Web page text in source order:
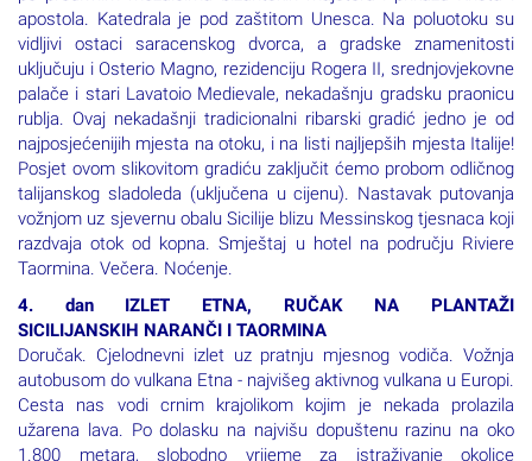
po predivnim mozaicima bizantskih majstora i prikazu Krista i
apostola. Katedrala je pod zaštitom Unesca. Na poluotoku su
vidljivi ostaci saracenskog dvorca, a gradske znamenitosti
uključuju i Osterio Magno, rezidenciju Rogera II, srednjovjekovne
palače i stari Lavatoio Medievale, nekadašnju gradsku praonicu
rublja. Ovaj nekadašnji tradicionalni ribarski gradić jedno je od
najposjećenijih mjesta na otoku, i na listi najljepših mjesta Italije!
Posjet ovom slikovitom gradiću zaključit ćemo probom odličnog
talijanskog sladoleda (uključena u cijenu). Nastavak putovanja
vožnjom uz sjevernu obalu Sicilije blizu Messinskog tjesnaca koji
razdvaja otok od kopna. Smještaj u hotel na području Riviere
4. dan IZLET ETNA, RUČAK NA PLANTAŽI
SICILIJANSKIH NARANČI I TAORMINA
Doručak. Cjelodnevni izlet uz pratnju mjesnog vodiča. Vožnja
autobusom do vulkana Etna - najvišeg aktivnog vulkana u Europi.
Cesta nas vodi crnim krajolikom kojim je nekada prolazila
užarena lava. Po dolasku na najvišu dopuštenu razinu na oko